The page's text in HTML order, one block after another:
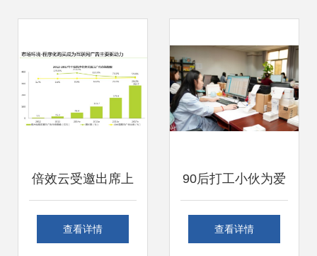
倍效云受邀出席上
海计算机协会大数
查看详情
90后打工小伙为爱
创业，借助苏宁拼
查看详情